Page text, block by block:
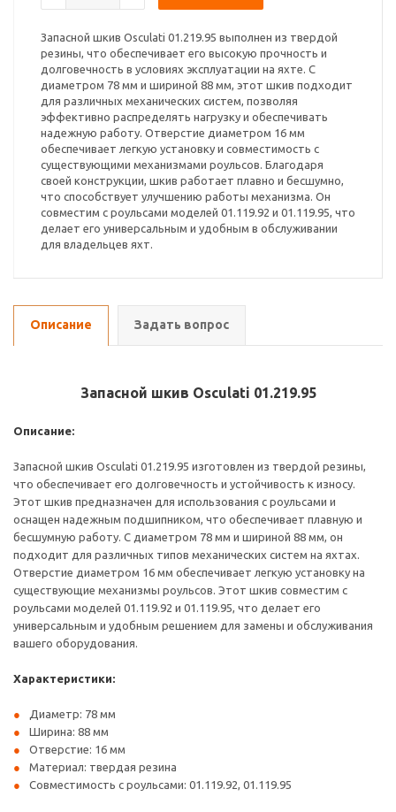
Запасной шкив Osculati 01.219.95 выполнен из твердой
резины, что обеспечивает его высокую прочность и
долговечность в условиях эксплуатации на яхте. С
диаметром 78 мм и шириной 88 мм, этот шкив подходит
для различных механических систем, позволяя
эффективно распределять нагрузку и обеспечивать
надежную работу. Отверстие диаметром 16 мм
обеспечивает легкую установку и совместимость с
существующими механизмами роульсов. Благодаря
своей конструкции, шкив работает плавно и бесшумно,
что способствует улучшению работы механизма. Он
совместим с роульсами моделей 01.119.92 и 01.119.95, что
делает его универсальным и удобным в обслуживании
для владельцев яхт.
Описание Задать вопрос
Запасной шкив Osculati 01.219.95
Описание:
Запасной шкив Osculati 01.219.95 изготовлен из твердой резины,
что обеспечивает его долговечность и устойчивость к износу.
Этот шкив предназначен для использования с роульсами и
оснащен надежным подшипником, что обеспечивает плавную и
бесшумную работу. С диаметром 78 мм и шириной 88 мм, он
подходит для различных типов механических систем на яхтах.
Отверстие диаметром 16 мм обеспечивает легкую установку на
существующие механизмы роульсов. Этот шкив совместим с
роульсами моделей 01.119.92 и 01.119.95, что делает его
универсальным и удобным решением для замены и обслуживания
вашего оборудования.
Характеристики:
Диаметр: 78 мм
Ширина: 88 мм
Отверстие: 16 мм
Материал: твердая резина
Совместимость с роульсами: 01.119.92, 01.119.95